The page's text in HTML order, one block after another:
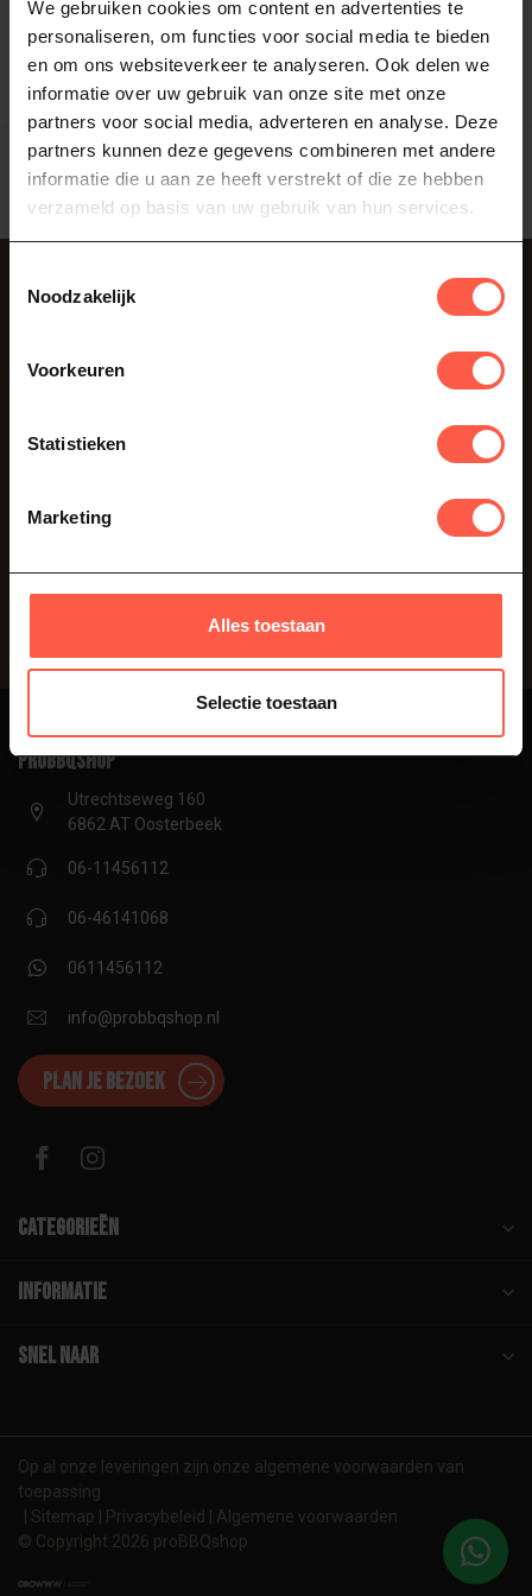
We gebruiken cookies om content en advertenties te
personaliseren, om functies voor social media te bieden
en om ons websiteverkeer te analyseren. Ook delen we
informatie over uw gebruik van onze site met onze
partners voor social media, adverteren en analyse. Deze
partners kunnen deze gegevens combineren met andere
informatie die u aan ze heeft verstrekt of die ze hebben
verzameld op basis van uw gebruik van hun services.
Noodzakelijk
Voorkeuren
Statistieken
Marketing
Alles toestaan
Selectie toestaan
regenhoes. Deze stevige
bescherm...
34,95
Op voorraad
Toon1 -1van 1
Als je vragen hebt over onze producten of je aankoop, bezoek dan
zeker onze klantenservicepagina. Hier vindt u onze
verschillende manieren om met ons in contact te komen.
Abonneer je op onze nieuwsbrief
proBBQshop
Utrechtseweg 160
6862 AT Oosterbeek
06-11456112
06-46141068
0611456112
info@probbqshop.nl
Plan je bezoek
Categorieën
Informatie
Snel naar
Op al onze leveringen zijn onze algemene voorwaarden van
toepassing
Sitemap
Privacybeleid
Algemene voorwaarden
© Copyright 2026 proBBQshop